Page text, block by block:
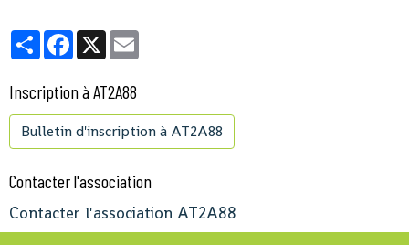
PartagerFacebook
X
Inscription à AT2A88
Bulletin d'inscription à AT2A88
Contacter l'association
Contacter l'association AT2A88